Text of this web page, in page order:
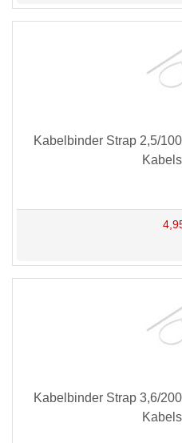
Kabelbinder Strap 2,5/
Kabelbinder Strap 3,6/